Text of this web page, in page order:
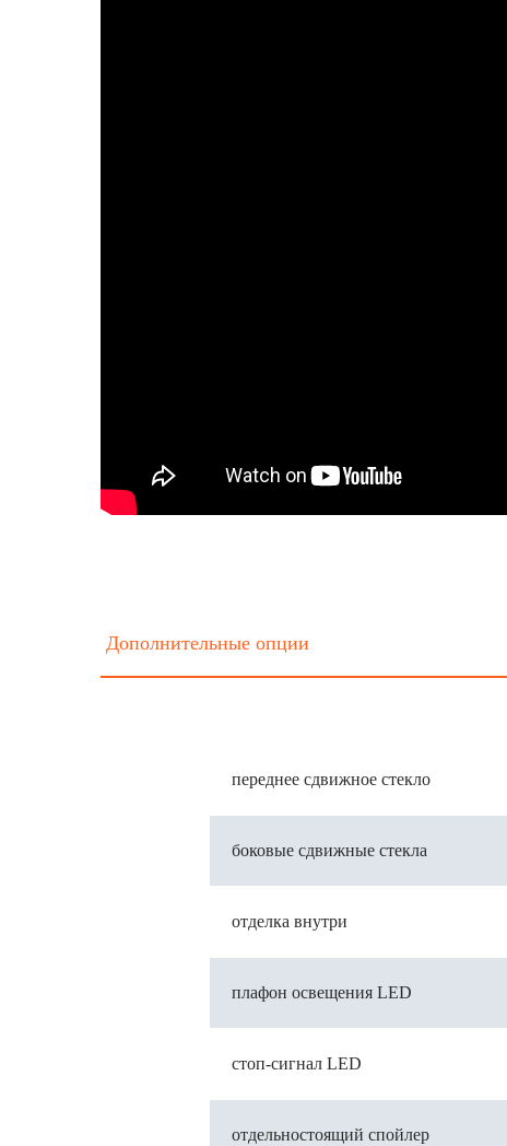
Дополнительные опции
переднее сдвижное стекло
боковые сдвижные стекла
отделка внутри
плафон освещения LED
стоп-сигнал LED
отдельностоящий спойлер